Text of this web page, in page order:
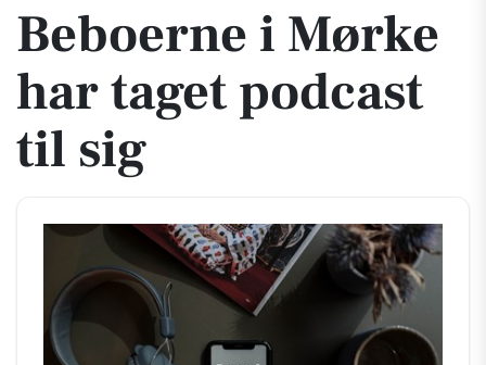
Beboerne i Mørke
har taget podcast
til sig